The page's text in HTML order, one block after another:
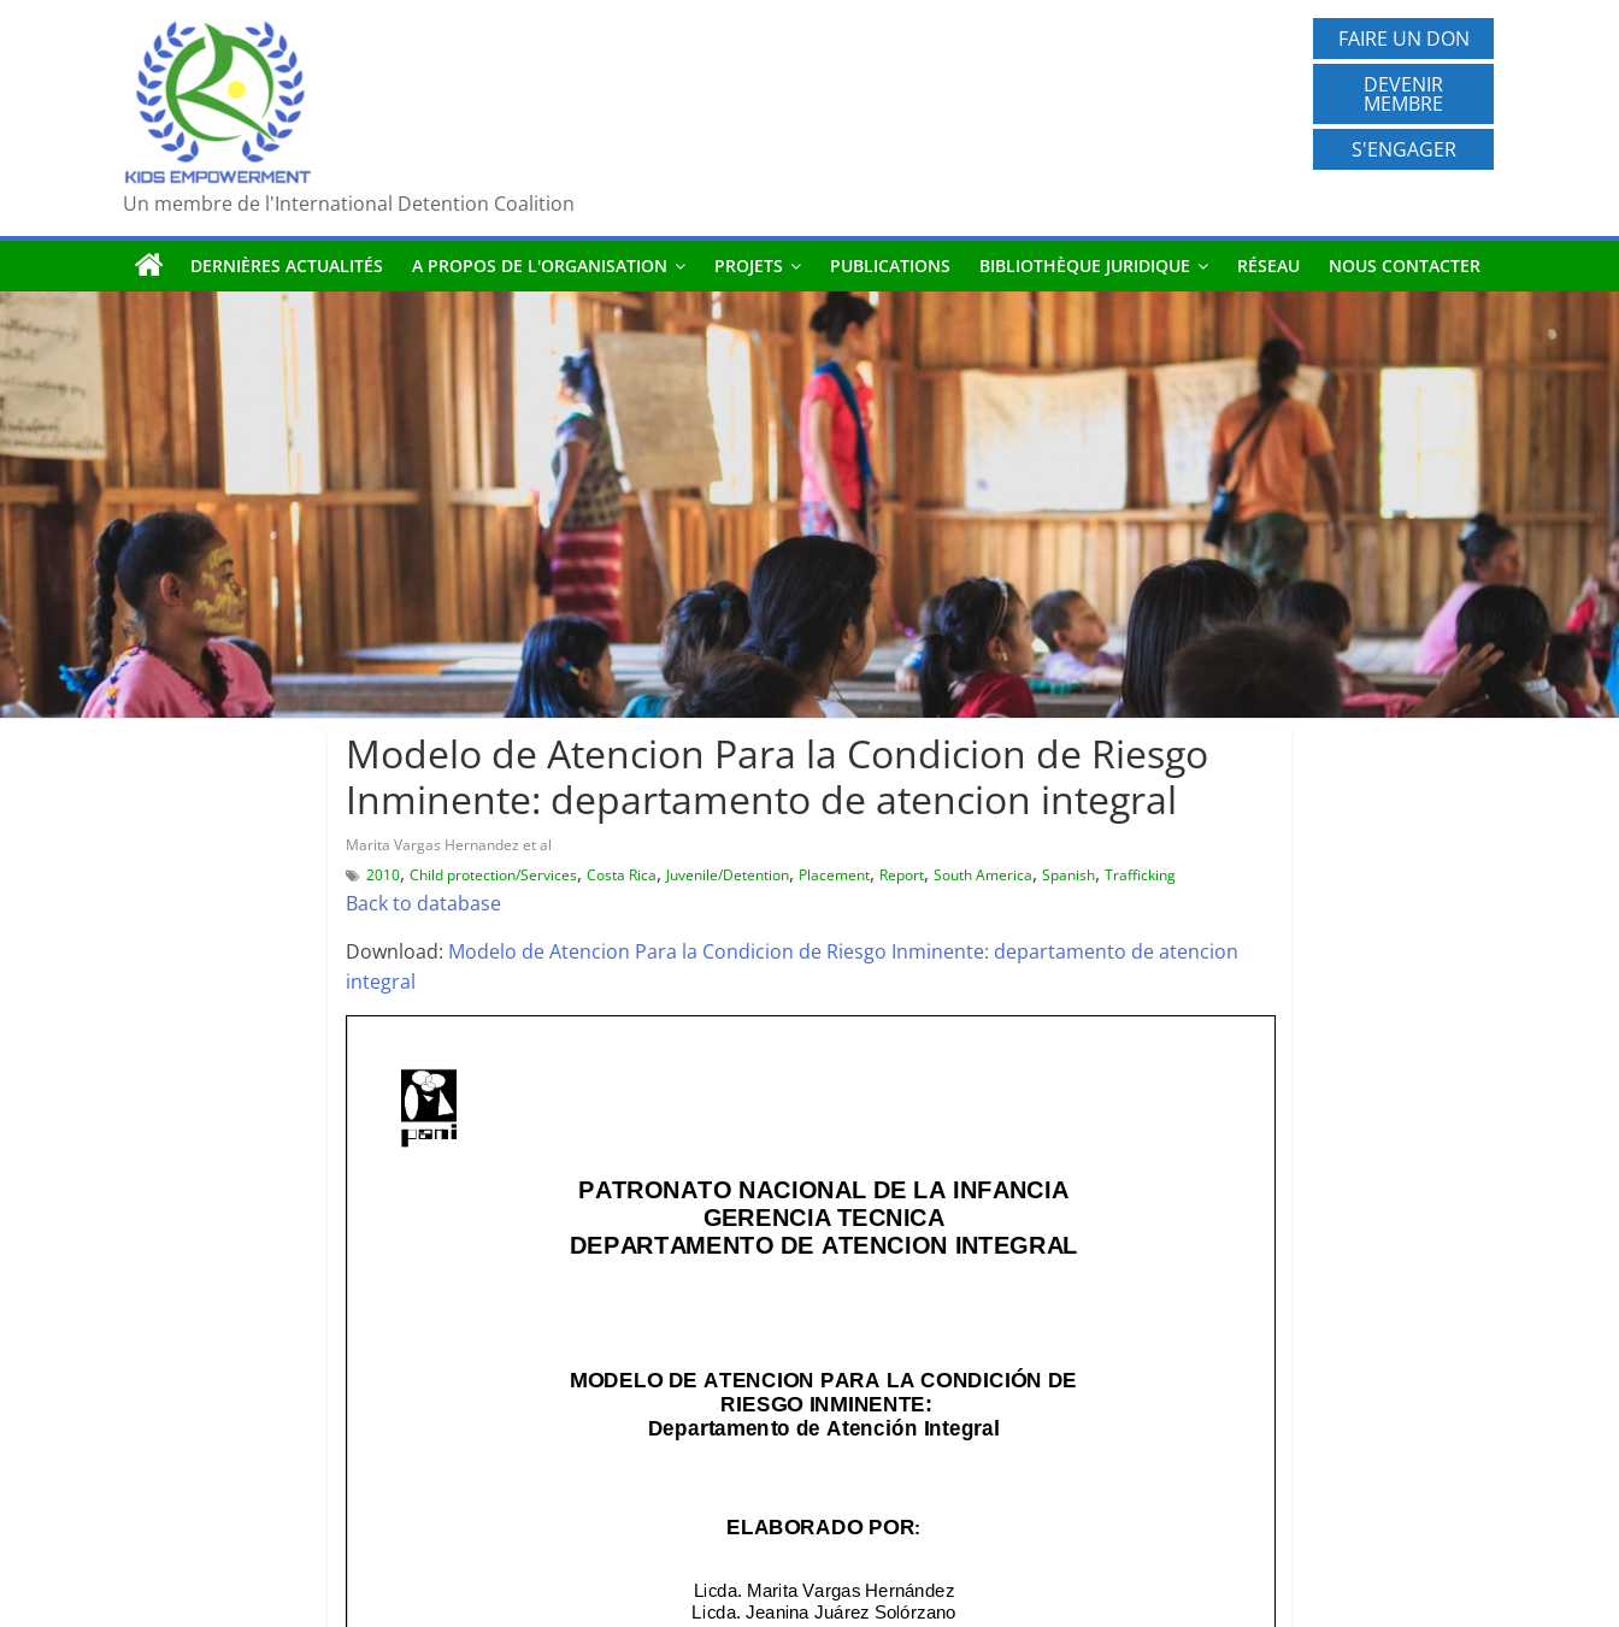
Un membre de l'International Detention Coalition
FAIRE UN DON
DEVENIR
MEMBRE
S'ENGAGER
DERNIÈRES ACTUALITÉS A PROPOS DE L'ORGANISATION PROJETS PUBLICATIONS BIBLIOTHÈQUE JURIDIQUE RÉSEAU NOUS CONTACTER
Modelo de Atencion Para la Condicion de Riesgo
Inminente: departamento de atencion integral
Marita Vargas Hernandez et al
2010, Child protection/Services, Costa Rica, Juvenile/Detention, Placement, Report, South America, Spanish, Trafficking
Back to database
Download: Modelo de Atencion Para la Condicion de Riesgo Inminente: departamento de atencion
integral